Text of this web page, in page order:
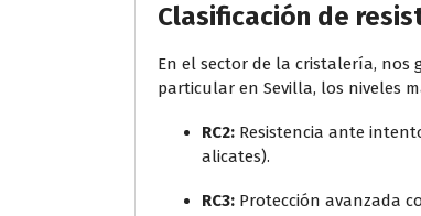
Clasificación de
En el sector de la cristalería, nos
particular en Sevilla, los niveles
RC2: Resistencia ante
alicates).
RC3: Protección avanzada